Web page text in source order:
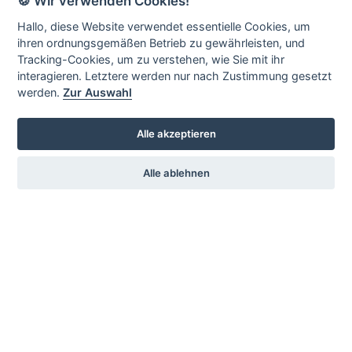
Impressum
Service
Vermietung
Deutsch
Englisch
Hallo, diese Website verwendet essentielle Cookies, um
ihren ordnungsgemäßen Betrieb zu gewährleisten, und
Tracking-Cookies, um zu verstehen, wie Sie mit ihr
interagieren. Letztere werden nur nach Zustimmung gesetzt
werden.Zur Auswahl
Alle akzeptieren
Alle ablehnen